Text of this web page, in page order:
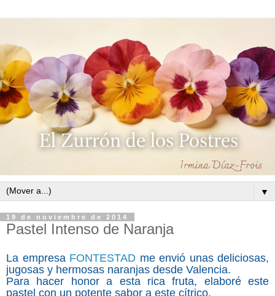
▼
19 de noviembre de 2014
Pastel Intenso de Naranja
La empresa FONTESTAD me envió unas deliciosas,
jugosas y hermosas naranjas desde Valencia.
Para hacer honor a esta rica fruta, elaboré este
pastel con un potente sabor a este cítrico.